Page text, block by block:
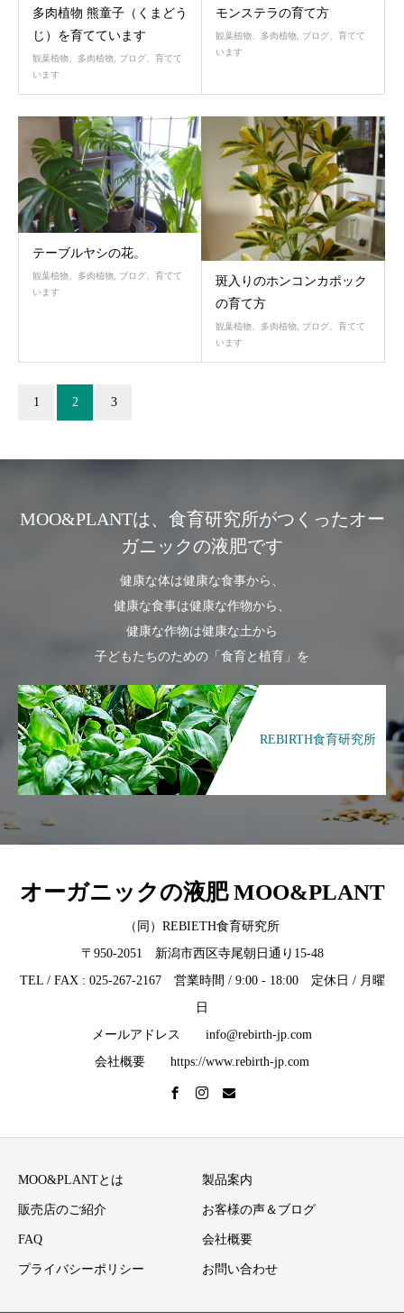
多肉植物 熊童子（くまどう
じ）を育てています
観葉植物、多肉植物
ブログ、育てて
います
モンステラの育て方
観葉植物、多肉植物
ブログ、育てて
います
テーブルヤシの花。
観葉植物、多肉植物, ブログ、育てて
います
斑入りのホンコンカポック
の育て方
観葉植物、多肉植物
ブログ、育てて
います
1 2 3
MOO&PLANTは、食育研究所がつくったオー
ガニックの液肥です
健康な体は健康な食事から、
健康な食事は健康な作物から、
健康な作物は健康な土から
子どもたちのための「食育と植育」を
REBIRTH食育研究所
オーガニックの液肥 MOO&PLANT
（同）REBIETH食育研究所
〒950-2051 新潟市西区寺尾朝日通り15-48
TEL / FAX : 025-267-2167 営業時間 / 9:00 - 18:00 定休日 / 月曜
日
メールアドレス info@rebirth-jp.com
会社概要 https://www.rebirth-jp.com
MOO&PLANTとは 製品案内
販売店のご紹介 お客様の声＆ブログ
FAQ 会社概要
プライバシーポリシー お問い合わせ